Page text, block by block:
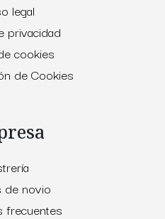
legal
privacidad
cookies
de Cookies
de novio
frecuentes